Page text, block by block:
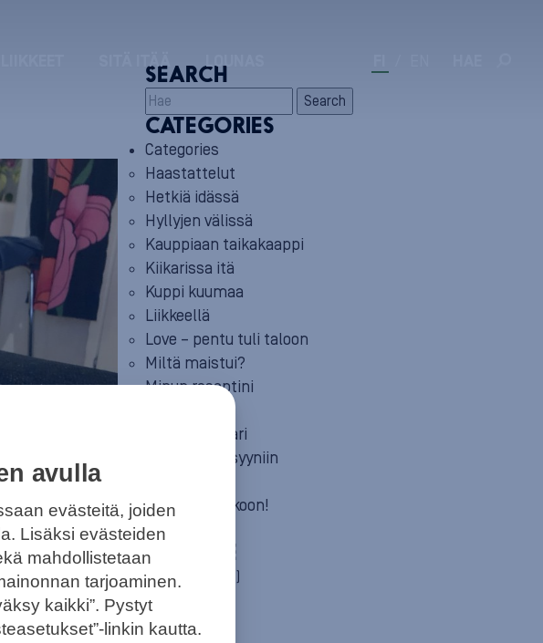
SITÄ ITÄÄ LOUNAS
SEARCH
Search
CATEGORIES
Categories
Haastattelut
Hetkiä idässä
Hyllyjen välissä
Kauppiaan taikakaappi
Kiikarissa itä
Kuppi kuumaa
Liikkeellä
Love – pentu tuli taloon
Miltä maistui?
Minun reseptini
Neuvosta vaari
Parempaan syyniin
Summeri soikoon!
Yleinen
ARCHIVE
August 2026
(2)
July 2026
June 2026
avulla
evästeitä, joiden
Lisäksi evästeiden
mahdollistetaan
tarjoaminen.
kaikki”. Pystyt
linkin kautta.